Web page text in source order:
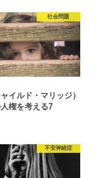
社会問題
イルド・マリッジ）
権を考える7
不安神経症